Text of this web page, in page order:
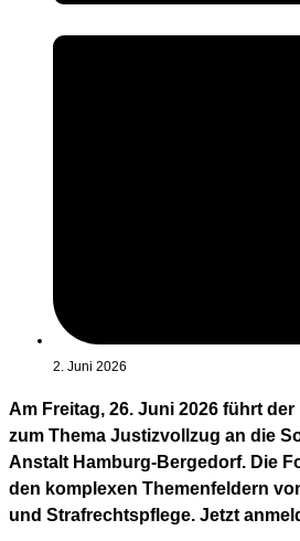
2. Juni 2026
Am Freitag, 26. Juni 2026 führt
zum Thema Justizvollzug an die
Anstalt Hamburg-Bergedorf. Die
den komplexen Themenfeldern
und Strafrechtspflege. Jetzt